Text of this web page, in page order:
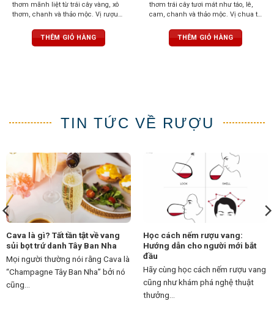
thơm mãnh liệt từ trái cây vàng, xô
thơm, chanh và thảo mộc. Vị rượu
đến trải nghiệm thú vị
THÊM GIỎ HÀNG
thơm trái cây tươi mát như táo, lê,
cam, chanh và thảo mộc. Vị chua tự
và khoáng tinh tế, bọt sủi tăm mịn
THÊM GIỎ HÀNG
TIN TỨC VỀ RƯỢU
Cava là gì? Tất tần tật về vang
sủi bọt trứ danh Tây Ban Nha
Mọi người thường nói rằng Cava là
“Champagne Tây Ban Nha” bởi nó
cũng...
Học cách nếm rượu vang:
Hướng dẫn cho người mới bắt
đầu
Hãy cùng học cách nếm rượu vang
cũng như khám phá nghệ thuật
thưởng...